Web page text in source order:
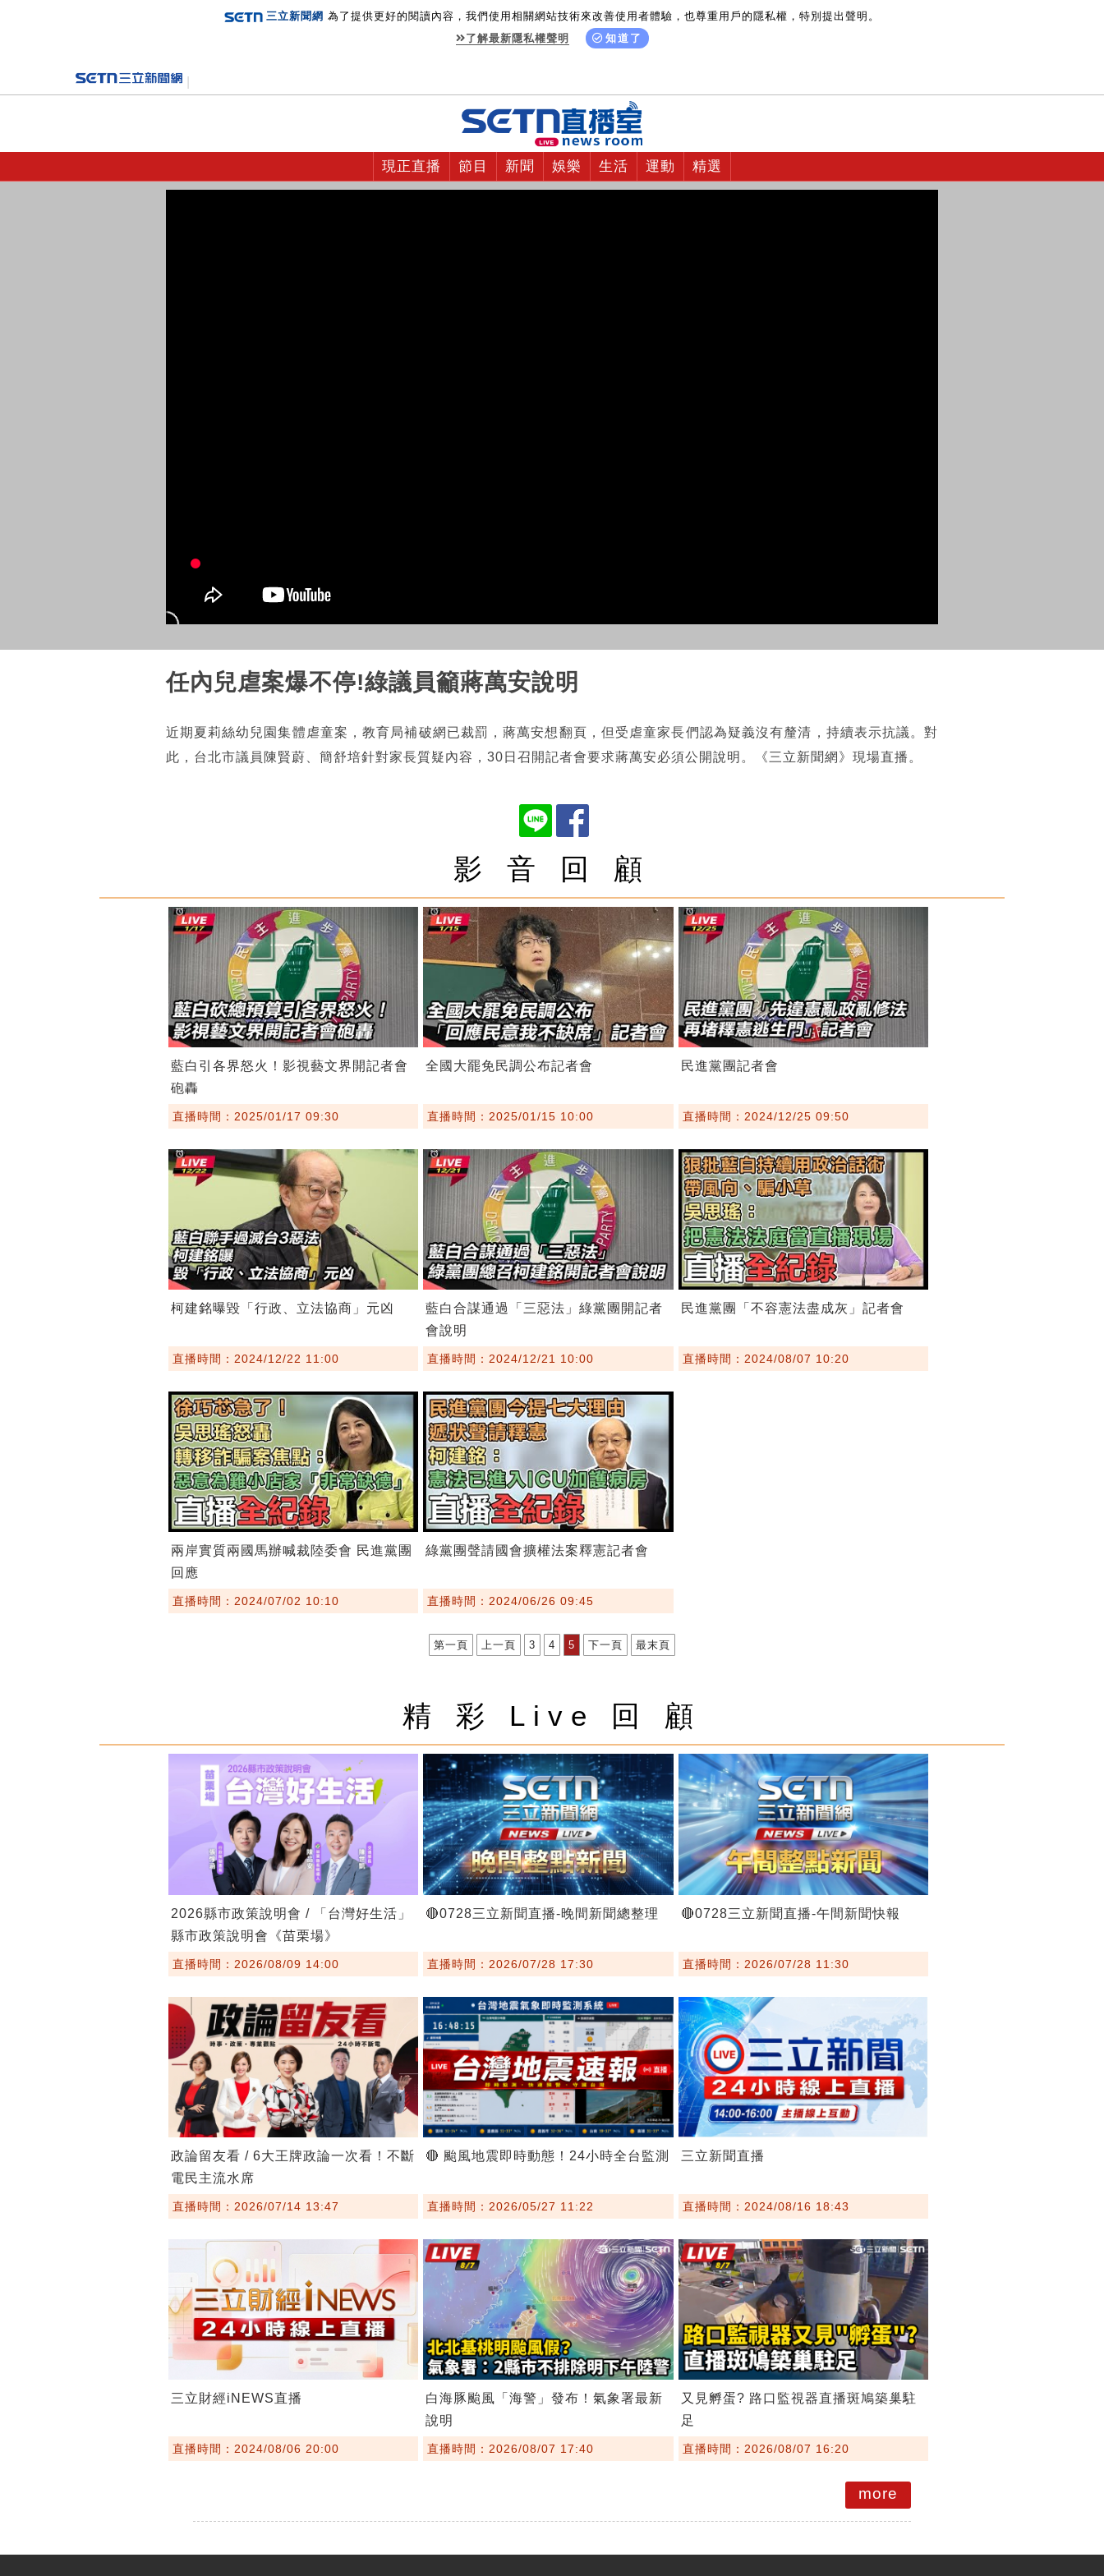
三立新聞網 為了提供更好的閱讀內容，我們使用相關網站技術來改善使用者體驗，也尊重用戶的隱私權，特別提出聲明。
了解最新隱私權聲明
知道了
現正直播 節目 新聞 娛樂 生活 運動 精選
任內兒虐案爆不停!綠議員籲蔣萬安說明
近期夏莉絲幼兒園集體虐童案，教育局補破網已裁罰，蔣萬安想翻頁，但受虐童家長們認為疑義沒有釐清，持續表示抗議。對
此，台北市議員陳賢蔚、簡舒培針對家長質疑內容，30日召開記者會要求蔣萬安必須公開說明。《三立新聞網》現場直播。
影 音 回 顧
藍白引各界怒火！影視藝文界開記者會
砲轟
直播時間：2025/01/17 09:30
全國大罷免民調公布記者會
直播時間：2025/01/15 10:00
民進黨團記者會
直播時間：2024/12/25 09:50
柯建銘曝毀「行政、立法協商」元凶
直播時間：2024/12/22 11:00
藍白合謀通過「三惡法」綠黨團開記者
會說明
直播時間：2024/12/21 10:00
民進黨團「不容憲法盡成灰」記者會
直播時間：2024/08/07 10:20
兩岸實質兩國馬辦喊裁陸委會 民進黨團
回應
直播時間：2024/07/02 10:10
綠黨團聲請國會擴權法案釋憲記者會
直播時間：2024/06/26 09:45
第一頁 上一頁 3 4 5 下一頁 最末頁
精 彩 Live 回 顧
2026縣市政策說明會 / 「台灣好生活」
縣市政策說明會《苗栗場》
直播時間：2026/08/09 14:00
🔴0728三立新聞直播-晚間新聞總整理
直播時間：2026/07/28 17:30
🔴0728三立新聞直播-午間新聞快報
直播時間：2026/07/28 11:30
政論留友看 / 6大王牌政論一次看！不斷
電民主流水席
直播時間：2026/07/14 13:47
🔴 颱風地震即時動態！24小時全台監測
直播時間：2026/05/27 11:22
三立新聞直播
直播時間：2024/08/16 18:43
三立財經iNEWS直播
直播時間：2024/08/06 20:00
白海豚颱風「海警」發布！氣象署最新
說明
直播時間：2026/08/07 17:40
又見孵蛋? 路口監視器直播斑鳩築巢駐
足
直播時間：2026/08/07 16:20
more